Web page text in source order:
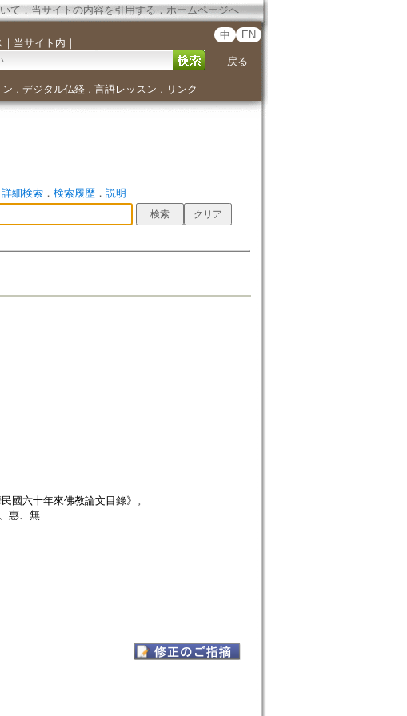
て．当サイトの内容を引用する ． ホームページへ
｜ 当サイト内 ｜
中 EN
戻る
． デジタル仏経． 言語レッスン ． リンク
詳細検索． 検索履歴． 説明
國六十年來佛教論文目錄》。
惠、無